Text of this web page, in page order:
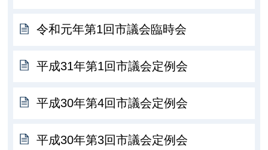
令和元年第1回市議会臨時会
平成31年第1回市議会定例会
平成30年第4回市議会定例会
平成30年第3回市議会定例会